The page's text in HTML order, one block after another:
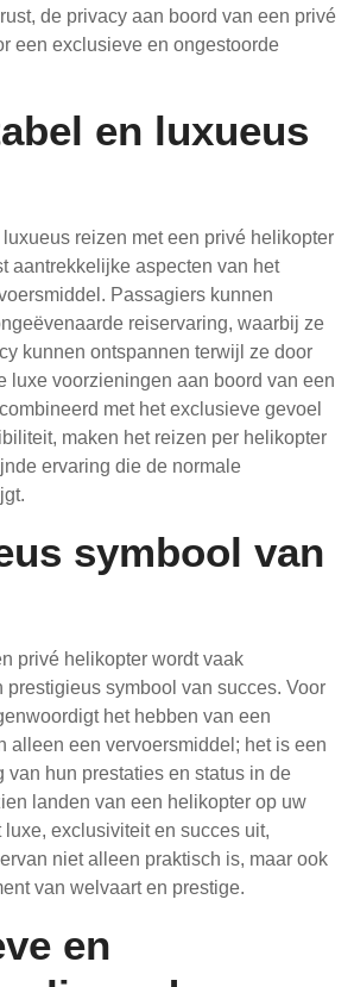
de privacy aan boord van een privé
een exclusieve en ongestoorde
en luxueus
reizen met een privé helikopter
aantrekkelijke aspecten van het
Passagiers kunnen
reiservaring, waarbij ze
kunnen ontspannen terwijl ze door
luxe voorzieningen aan boord van een
met het exclusieve gevoel
maken het reizen per helikopter
ervaring die de normale
symbool van
privé helikopter wordt vaak
prestigieus symbool van succes. Voor
het hebben van een
alleen een vervoersmiddel; het is een
van hun prestaties en status in de
landen van een helikopter op uw
exclusiviteit en succes uit,
niet alleen praktisch is, maar ook
van welvaart en prestige.
en